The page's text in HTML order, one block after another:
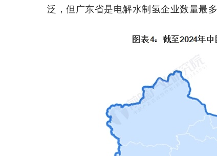
泛，但广东省是电解水制氢企业数量最